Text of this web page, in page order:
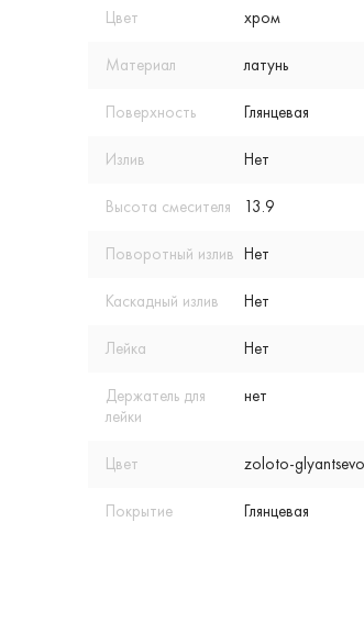
Цвет хром
Материал латунь
Поверхность Глянцевая
Излив Нет
Высота смесителя 13.9
Поворотный излив Нет
Каскадный излив Нет
Лейка Нет
Держатель для
лейки
нет
Цвет zoloto-
Покрытие Глянцевая